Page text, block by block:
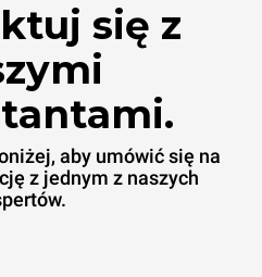
się z
aby umówić się na
z jednym z naszych